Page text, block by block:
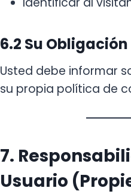
6.2 Su Obligación
Usted debe informar
su propia política de
7.
Usuario